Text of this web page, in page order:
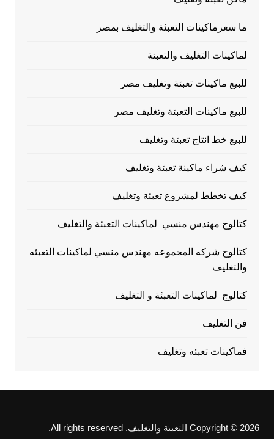
ما سعرماكينات التعبئة والتغليف بمصر
لماكينات التغليف والتعبئة
للبيع ماكينات تعبئة وتغليف مصر
للبيع ماكينات التعبئة وتغليف مصر
للبيع خط انتاج تعبئة وتغليف
كيف شراء ماكينة تعبئة وتغليف
كيف تخطط لمشروع تعبئة وتغليف
كتالوج مهندس منسي لماكينات التعبئة والتغليف
كتالوج شركه المجموعه مهندس منسي لماكينات التعبئه
والتغليف
كتالوج لماكينات التعبئة و التغليف
فن التغليف
فماكينات تعبئه وتغليف
Copyright © 2026 التعبئة والتغليف. All rights reserved.